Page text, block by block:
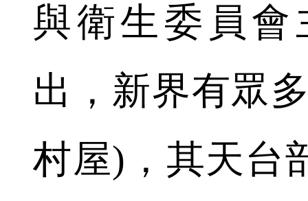
與衛生委員
出，新界有眾
村屋)，其天台